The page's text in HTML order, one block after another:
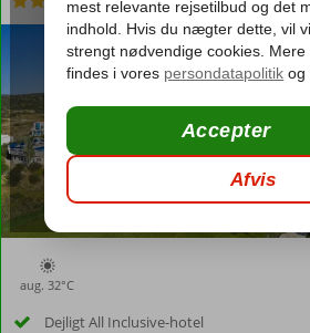
aug. 32°C
Dejligt All Inclusive-hotel